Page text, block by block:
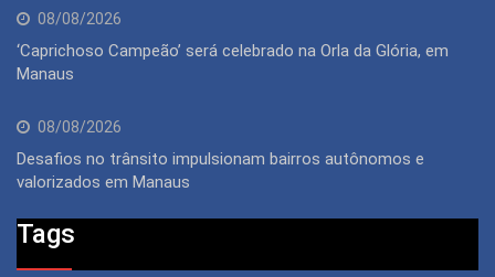
08/08/2026
‘Caprichoso Campeão’ será celebrado na Orla da Glória, em
Manaus
08/08/2026
Desafios no trânsito impulsionam bairros autônomos e
valorizados em Manaus
Tags